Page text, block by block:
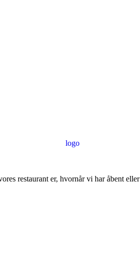
restaurant er, hvornår vi har åbent